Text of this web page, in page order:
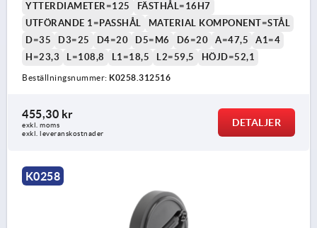
YTTERDIAMETER=125
FÄSTHÅL=16H7
UTFÖRANDE 1=PASSHÅL
MATERIAL KOMPONENT=STÅL
D=35
D3=25 D4=20 D5=M6 D6=20 A=47,5
A1=4
H=23,3
L=108,8 L1=18,5 L2=59,5 HÖJD=52,1
Beställningsnummer: K0258.312516
455,30 kr
exkl. moms
exkl. leveranskostnader
DETALJER
K0258